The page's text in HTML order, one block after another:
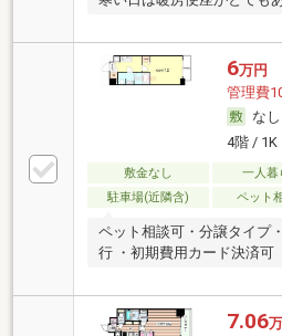
6万円
管理費
なし
4階 / 1K
敷金なし 一人暮
駐車場(近隣含)
ペット
ペット相談可・分譲タイプ
行 ・初期費用カード決済可
7.06